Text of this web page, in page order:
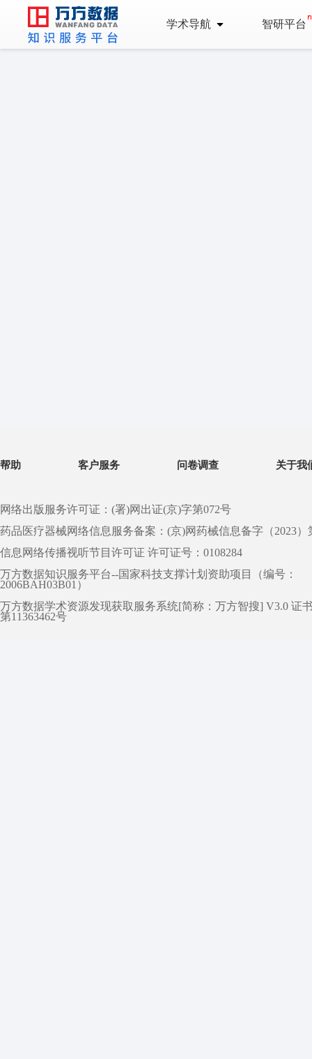
学术导航 智研平台
帮助 客户服务 问卷调查 关于我
网络出版服务许可证：(署)网出证(京)字第072号
药品医疗器械网络信息服务备案：(京)网药械信息备字（2023）
信息网络传播视听节目许可证 许可证号：0108284
万方数据知识服务平台--国家科技支撑计划资助项目（编号：
2006BAH03B01）
万方数据学术资源发现获取服务系统[简称：万方智搜] V3.0 证
第11363462号